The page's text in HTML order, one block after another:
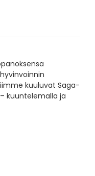
kuuluvat Saga-
kuuntelemalla ja